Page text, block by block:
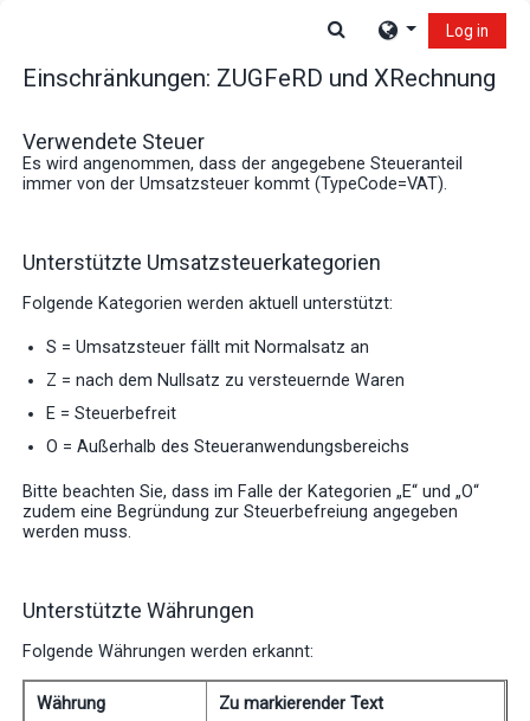
Toggle search input
Log in
Einschränkungen: ZUGFeRD und XRechnung
Verwendete Steuer
Es wird angenommen, dass der angegebene Steueranteil
immer von der Umsatzsteuer kommt (TypeCode=VAT).
Unterstützte Umsatzsteuerkategorien
Folgende Kategorien werden aktuell unterstützt:
S = Umsatzsteuer fällt mit Normalsatz an
Z = nach dem Nullsatz zu versteuernde Waren
E = Steuerbefreit
O = Außerhalb des Steueranwendungsbereichs
Bitte beachten Sie, dass im Falle der Kategorien „E“ und „O“
zudem eine Begründung zur Steuerbefreiung angegeben
werden muss.
Unterstützte Währungen
Folgende Währungen werden erkannt:
Währung Zu markierender Text